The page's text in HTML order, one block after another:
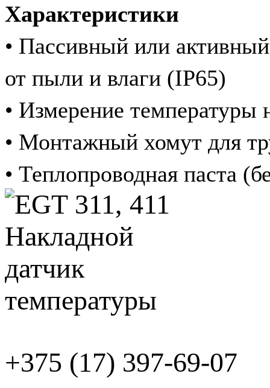
Характеристики
• Пассивный или
от пыли и влаги (IP65)
• Измерение температуры
• Монтажный хомут для
• Теплопроводная паста
+375 (17) 397-69-07